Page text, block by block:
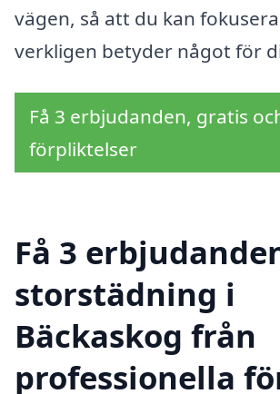
vägen, så att du kan
verkligen betyder något för
Få 3 erbjudanden, gratis
förpliktelser
Få 3
storstädning i
Bäckaskog från
professionella